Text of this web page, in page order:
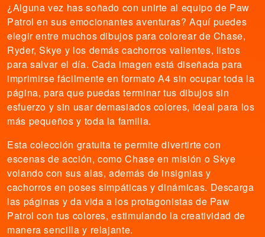
¿Alguna vez has soñado con unirte al equipo de Paw
Patrol en sus emocionantes aventuras? Aquí puedes
elegir entre muchos dibujos para colorear de Chase,
Ryder, Skye y los demás cachorros valientes, listos
para salvar el día. Cada imagen está diseñada para
imprimirse fácilmente en formato A4 sin ocupar toda la
página, para que puedas terminar tus dibujos sin
esfuerzo y sin usar demasiados colores, ideal para los
más pequeños y toda la familia.
Esta colección gratuita te permite divertirte con
escenas de acción, como Chase en misión o Skye
volando con sus alas, además de insignias y
cachorros en poses simpáticas y dinámicas. Descarga
las páginas y da vida a los protagonistas de Paw
Patrol con tus colores, estimulando la creatividad de
manera sencilla y relajante.